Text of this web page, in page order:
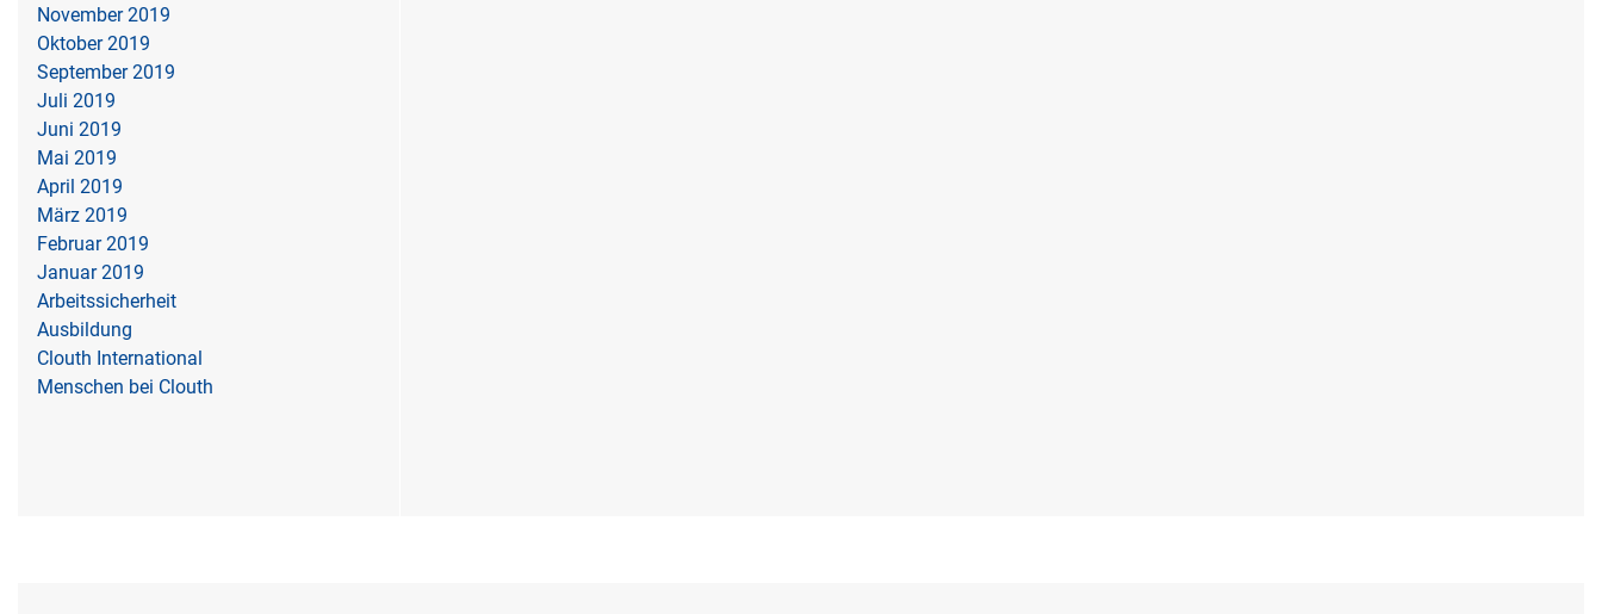
November 2019
Oktober 2019
September 2019
Juli 2019
Juni 2019
Mai 2019
April 2019
März 2019
Februar 2019
Januar 2019
Arbeitssicherheit
Ausbildung
Clouth International
Menschen bei Clouth